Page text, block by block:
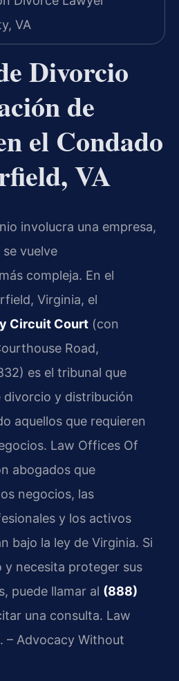
Divorcio
de
el Condado
VA
involucra una empresa,
vuelve
compleja. En el
Virginia, el
Circuit Court (con
Road,
es el tribunal que
divorcio y distribución
aquellos que requieren
Law Offices Of
abogados que
negocios, las
y los activos
bajo la ley de Virginia. Si
necesita proteger sus
puede llamar al (888)
una consulta. Law
– Advocacy Without